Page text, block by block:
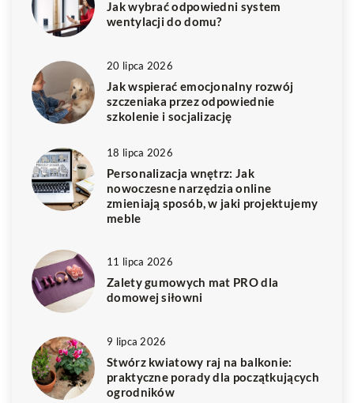
Jak wybrać odpowiedni system
wentylacji do domu?
20 lipca 2026
Jak wspierać emocjonalny rozwój
szczeniaka przez odpowiednie
szkolenie i socjalizację
18 lipca 2026
Personalizacja wnętrz: Jak
nowoczesne narzędzia online
zmieniają sposób, w jaki projektujemy
meble
11 lipca 2026
Zalety gumowych mat PRO dla
domowej siłowni
9 lipca 2026
Stwórz kwiatowy raj na balkonie:
praktyczne porady dla początkujących
ogrodników